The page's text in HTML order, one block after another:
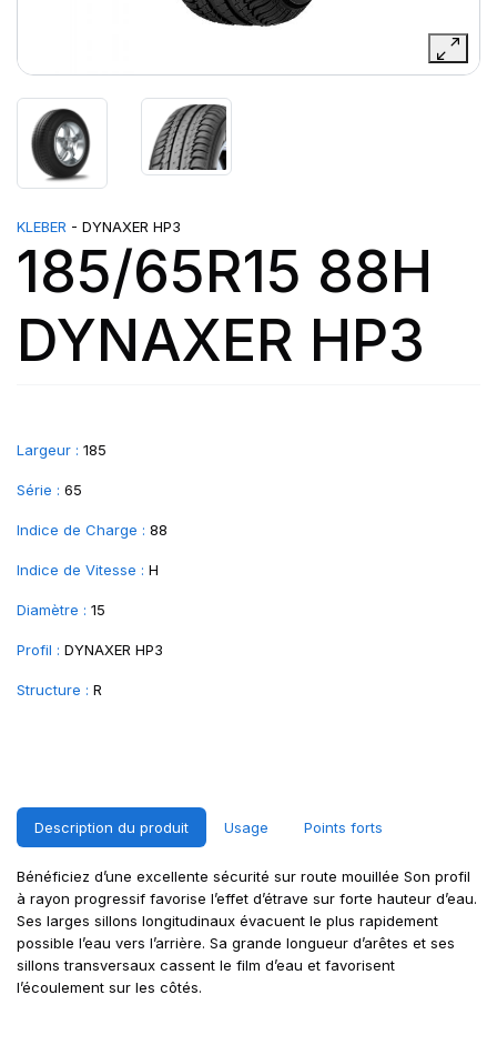
KLEBER - DYNAXER HP3
185/65R15 88H
DYNAXER HP3
Largeur : 185
Série : 65
Indice de Charge : 88
Indice de Vitesse : H
Diamètre : 15
Profil : DYNAXER HP3
Structure : R
Description du produit Usage Points forts
Bénéficiez d’une excellente sécurité sur route mouillée Son profil
à rayon progressif favorise l’effet d’étrave sur forte hauteur d’eau.
Ses larges sillons longitudinaux évacuent le plus rapidement
possible l’eau vers l’arrière. Sa grande longueur d’arêtes et ses
sillons transversaux cassent le film d’eau et favorisent
l’écoulement sur les côtés.